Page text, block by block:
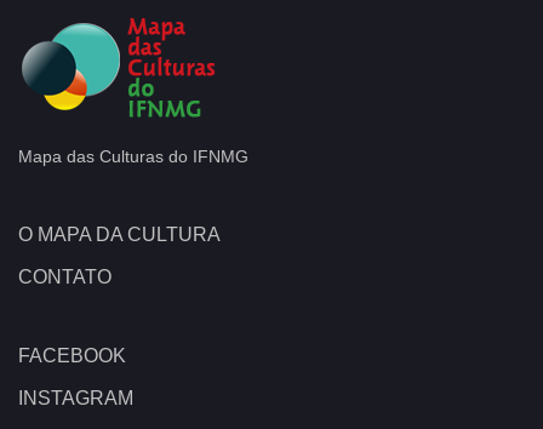
Mapa das Culturas do IFNMG
O MAPA DA CULTURA
CONTATO
FACEBOOK
INSTAGRAM